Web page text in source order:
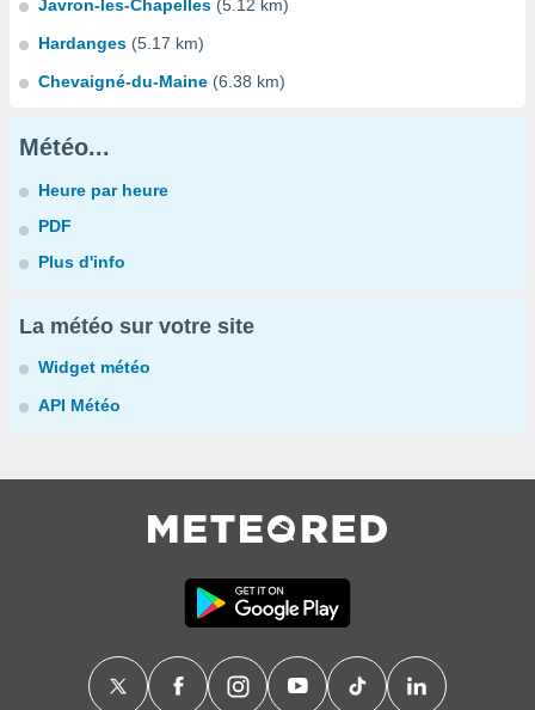
Javron-les-Chapelles (5.12 km)
Hardanges (5.17 km)
Chevaigné-du-Maine (6.38 km)
Météo...
Heure par heure
PDF
Plus d'info
La météo sur votre site
Widget météo
API Météo